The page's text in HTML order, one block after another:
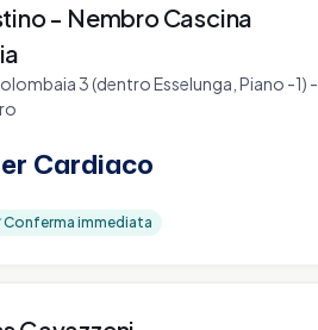
- Nembro Cascina
3 (dentro Esselunga, Piano -1) -
Cardiaco
Conferma immediata